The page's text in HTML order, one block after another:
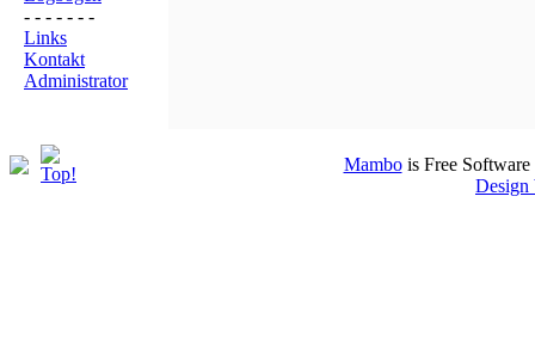
- - - - - - -
Links
Kontakt
Administrator
Mambois Free Software
Design